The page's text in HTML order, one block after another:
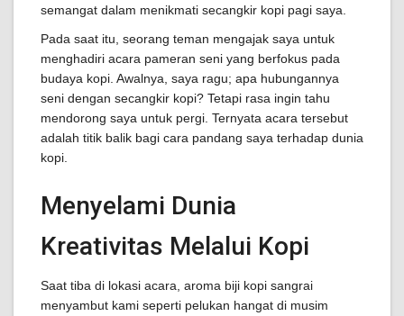
semangat dalam menikmati secangkir kopi pagi saya.
Pada saat itu, seorang teman mengajak saya untuk
menghadiri acara pameran seni yang berfokus pada
budaya kopi. Awalnya, saya ragu; apa hubungannya
seni dengan secangkir kopi? Tetapi rasa ingin tahu
mendorong saya untuk pergi. Ternyata acara tersebut
adalah titik balik bagi cara pandang saya terhadap dunia
kopi.
Menyelami Dunia
Kreativitas Melalui Kopi
Saat tiba di lokasi acara, aroma biji kopi sangrai
menyambut kami seperti pelukan hangat di musim